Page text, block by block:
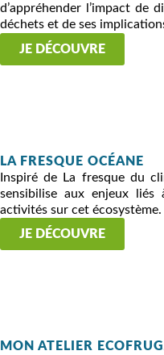
d’appréhender l’impact de
déchets et de ses
JE DÉCOUVRE
LA FRESQUE OCÉANE
Inspiré de La fresque du
sensibilise aux enjeux
activités sur cet écosystème.
JE DÉCOUVRE
MON ATELIER